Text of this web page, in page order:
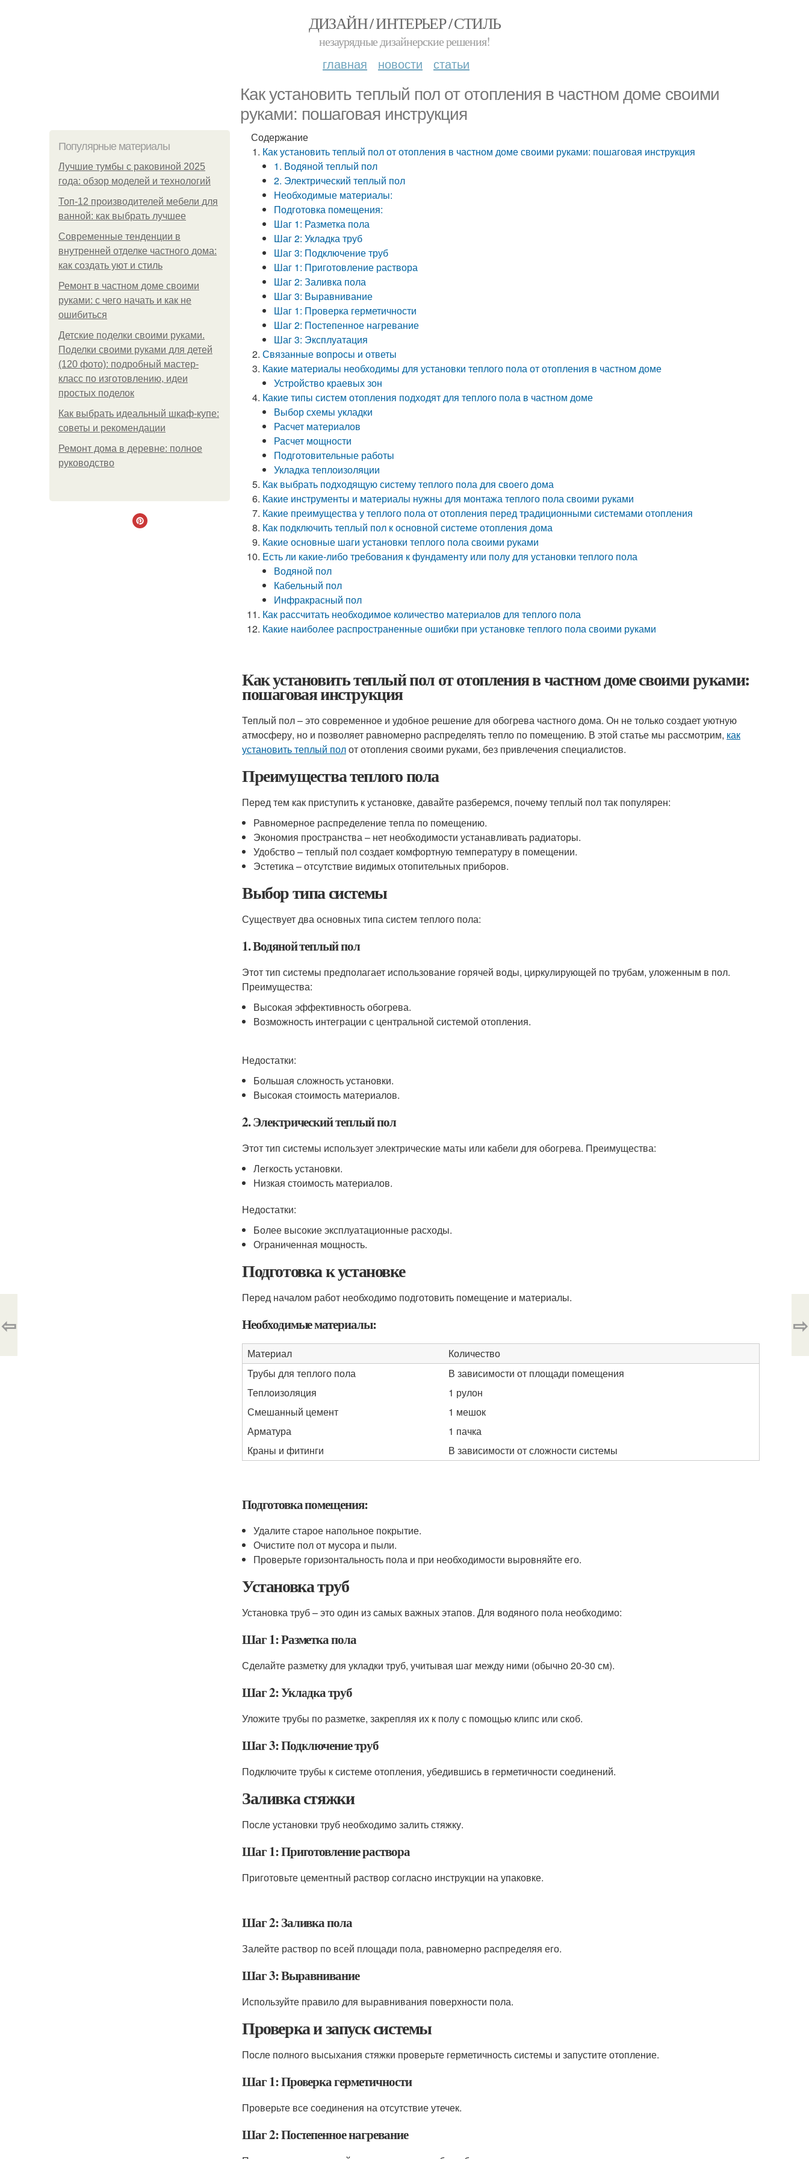
ДИЗАЙН / ИНТЕРЬЕР / СТИЛЬ
незаурядные дизайнерские решения!
главная новости статьи
Как установить теплый пол от отопления в частном доме своими
руками: пошаговая инструкция
Популярные материалы
Лучшие тумбы с раковиной 2025
года: обзор моделей и технологий
Топ-12 производителей мебели для
ванной: как выбрать лучшее
Современные тенденции в
внутренней отделке частного дома:
как создать уют и стиль
Ремонт в частном доме своими
руками: с чего начать и как не
ошибиться
Детские поделки своими руками.
Поделки своими руками для детей
(120 фото): подробный мастер-
класс по изготовлению, идеи
простых поделок
Как выбрать идеальный шкаф-купе:
советы и рекомендации
Ремонт дома в деревне: полное
руководство
Содержание
Как установить теплый пол от отопления в частном доме своими руками: пошаговая инструкция
1. Водяной теплый пол
2. Электрический теплый пол
Необходимые материалы:
Подготовка помещения:
Шаг 1: Разметка пола
Шаг 2: Укладка труб
Шаг 3: Подключение труб
Шаг 1: Приготовление раствора
Шаг 2: Заливка пола
Шаг 3: Выравнивание
Шаг 1: Проверка герметичности
Шаг 2: Постепенное нагревание
Шаг 3: Эксплуатация
Связанные вопросы и ответы
Какие материалы необходимы для установки теплого пола от отопления в частном доме
Устройство краевых зон
Какие типы систем отопления подходят для теплого пола в частном доме
Выбор схемы укладки
Расчет материалов
Расчет мощности
Подготовительные работы
Укладка теплоизоляции
Как выбрать подходящую систему теплого пола для своего дома
Какие инструменты и материалы нужны для монтажа теплого пола своими руками
Какие преимущества у теплого пола от отопления перед традиционными системами отопления
Как подключить теплый пол к основной системе отопления дома
Какие основные шаги установки теплого пола своими руками
Есть ли какие-либо требования к фундаменту или полу для установки теплого пола
Водяной пол
Кабельный пол
Инфракрасный пол
Как рассчитать необходимое количество материалов для теплого пола
Какие наиболее распространенные ошибки при установке теплого пола своими руками
Как установить теплый пол от отопления в частном доме своими руками:
пошаговая инструкция
Теплый пол – это современное и удобное решение для обогрева частного дома. Он не только создает уютную
атмосферу, но и позволяет равномерно распределять тепло по помещению. В этой статье мы рассмотрим, как
установить теплый полот отопления своими руками, без привлечения специалистов.
Преимущества теплого пола
Перед тем как приступить к установке, давайте разберемся, почему теплый пол так популярен:
Равномерное распределение тепла по помещению.
Экономия пространства – нет необходимости устанавливать радиаторы.
Удобство – теплый пол создает комфортную температуру в помещении.
Эстетика – отсутствие видимых отопительных приборов.
Выбор типа системы
Существует два основных типа систем теплого пола:
1. Водяной теплый пол
Этот тип системы предполагает использование горячей воды, циркулирующей по трубам, уложенным в пол.
Преимущества:
Высокая эффективность обогрева.
Возможность интеграции с центральной системой отопления.
Недостатки:
Большая сложность установки.
Высокая стоимость материалов.
2. Электрический теплый пол
Этот тип системы использует электрические маты или кабели для обогрева. Преимущества:
Легкость установки.
Низкая стоимость материалов.
Недостатки:
Более высокие эксплуатационные расходы.
Ограниченная мощность.
Подготовка к установке
Перед началом работ необходимо подготовить помещение и материалы.
Необходимые материалы:
Материал
Количество
Трубы для теплого пола
В зависимости от площади помещения
Теплоизоляция
1 рулон
Смешанный цемент
1 мешок
Арматура
1 пачка
Краны и фитинги
В зависимости от сложности системы
Подготовка помещения:
Удалите старое напольное покрытие.
Очистите пол от мусора и пыли.
Проверьте горизонтальность пола и при необходимости выровняйте его.
Установка труб
Установка труб – это один из самых важных этапов. Для водяного пола необходимо:
Шаг 1: Разметка пола
Сделайте разметку для укладки труб, учитывая шаг между ними (обычно 20-30 см).
Шаг 2: Укладка труб
Уложите трубы по разметке, закрепляя их к полу с помощью клипс или скоб.
Шаг 3: Подключение труб
Подключите трубы к системе отопления, убедившись в герметичности соединений.
Заливка стяжки
После установки труб необходимо залить стяжку.
Шаг 1: Приготовление раствора
Приготовьте цементный раствор согласно инструкции на упаковке.
Шаг 2: Заливка пола
Залейте раствор по всей площади пола, равномерно распределяя его.
Шаг 3: Выравнивание
Используйте правило для выравнивания поверхности пола.
Проверка и запуск системы
После полного высыхания стяжки проверьте герметичность системы и запустите отопление.
Шаг 1: Проверка герметичности
Проверьте все соединения на отсутствие утечек.
Шаг 2: Постепенное нагревание
⇦ ⇨